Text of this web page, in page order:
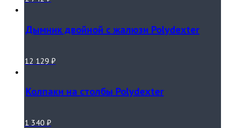
Дымник двойной с жалюзи Polydexter
12 129 ₽
Колпаки на столбы Polydexter
1 340 ₽